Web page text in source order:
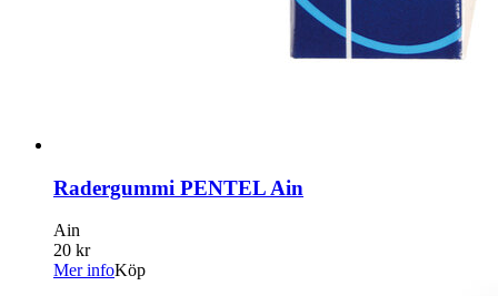
Radergummi PENTEL Ain
Ain
20 kr
Mer infoKöp